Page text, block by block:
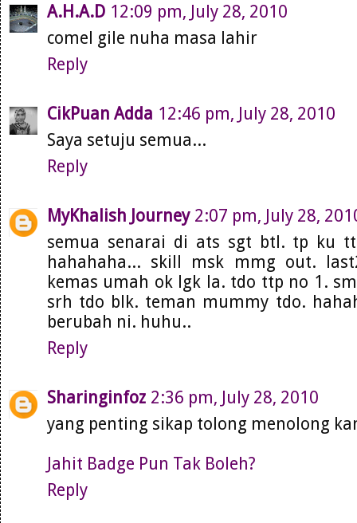
A.H.A.D 12:09 pm, July 28, 2010
comel gile nuha masa lahir
Reply
CikPuan Adda 12:46 pm, July 28, 2010
Saya setuju semua...
Reply
MyKhalish Journey 2:07 pm, July 28,
semua senarai di ats sgt btl. tp ku
hahahaha... skill msk mmg out.
kemas umah ok lgk la. tdo ttp no 1.
srh tdo blk. teman mummy tdo.
berubah ni. huhu..
Reply
Sharinginfoz 2:36 pm, July 28, 2010
yang penting sikap tolong menolong
Jahit Badge Pun Tak Boleh?
Reply